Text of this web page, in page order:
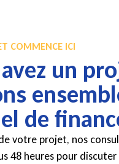
COMMENCE ICI
un
de
votre projet, nos
48 heures pour discuter